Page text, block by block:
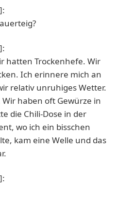
hatten Trockenhefe. Wir
Ich erinnere mich an
relativ unruhiges Wetter.
haben oft Gewürze in
die Chili-Dose in der
wo ich ein bisschen
kam eine Welle und das